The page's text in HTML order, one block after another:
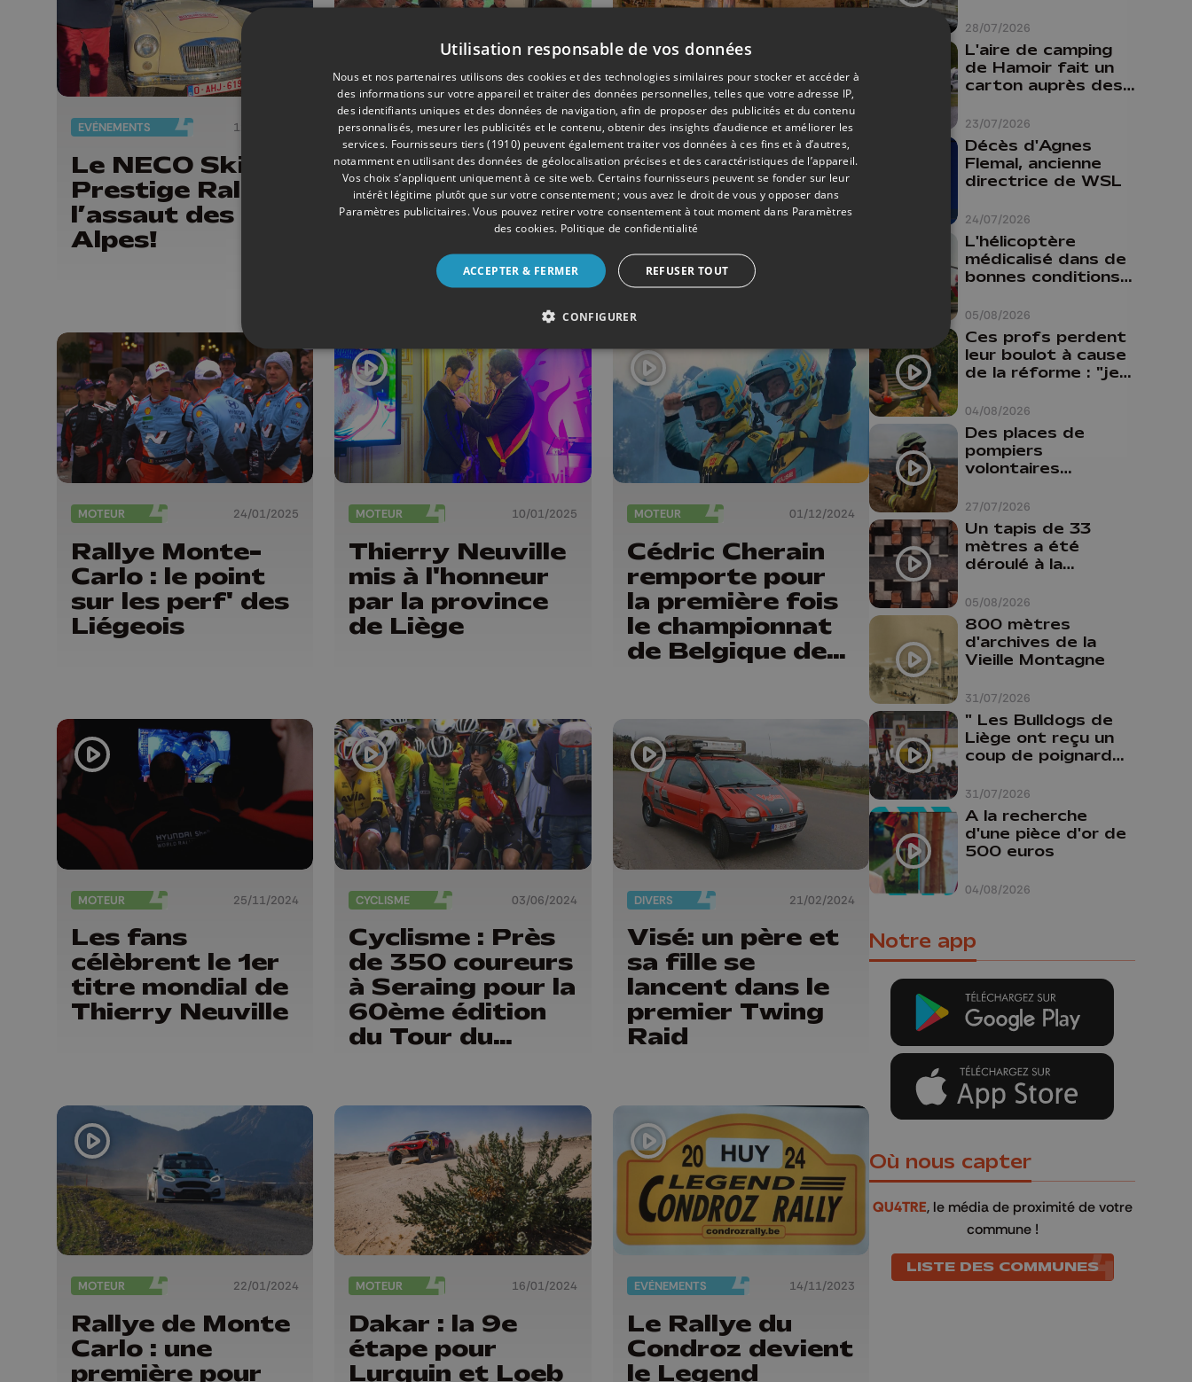
EVÈNEMENTS 12/02/2026
Le NECO Ski &
Prestige Rally à
l’assaut des
Alpes!
AMÉNAGEMENT DU TERRITOIRE 03/12/2025
Les 31
communes de
Huy-Waremme
unissent leurs
forces
CULTURE 31/07/2025
Photographie :
la 12ème
biennale en
Condroz débute
le 2 août
MOTEUR 24/01/2025
Rallye Monte-
Carlo : le point
sur les perf' des
Liégeois
MOTEUR 10/01/2025
Thierry Neuville
mis à l'honneur
par la province
de Liège
MOTEUR 01/12/2024
Cédric Cherain
remporte pour
la première fois
le championnat
de Belgique des
MOTEUR 25/11/2024
Les fans
célèbrent le 1er
titre mondial de
Thierry Neuville
CYCLISME 03/06/2024
Cyclisme : Près
de 350 coureurs
à Seraing pour la
60ème édition
du Tour du
DIVERS 21/02/2024
Visé: un père et
sa fille se
lancent dans le
premier Twing
Raid
MOTEUR 22/01/2024
Rallye de Monte
Carlo : une
première pour
MOTEUR 16/01/2024
Dakar : la 9e
étape pour
Lurquin et Loeb
EVÈNEMENTS 14/11/2023
Le Rallye du
Condroz devient
le Legend
28/07/2026
budget pour le
faire
23/07/2026
L'aire de camping
de Hamoir fait un
carton auprès des
24/07/2026
Décès d'Agnes
Flemal, ancienne
directrice de WSL
05/08/2026
L'hélicoptère
médicalisé dans de
bonnes conditions à
04/08/2026
Ces profs perdent
leur boulot à cause
de la réforme : "je
comme prof que
comme
pharmacienne"
27/07/2026
Des places de
pompiers
volontaires
province de Liège :
"Un citoyen qui
n'est formé ne
peut pas nous
aider"
05/08/2026
Un tapis de 33
mètres a été
déroulé à la
Liège
31/07/2026
800 mètres
d'archives de la
Vieille Montagne
31/07/2026
" Les Bulldogs de
Liège ont reçu un
coup de poignard
04/08/2026
A la recherche
d'une pièce d'or de
500 euros
Notre app
Où nous capter
QU4TRE, le média de proximité de votre
commune !
LISTE DES COMMUNES
Utilisation responsable de vos données
Nous et nos partenaires utilisons des cookies et des technologies similaires pour stocker et accéder à
des informations sur votre appareil et traiter des données personnelles, telles que votre adresse IP,
des identifiants uniques et des données de navigation, afin de proposer des publicités et du contenu
personnalisés, mesurer les publicités et le contenu, obtenir des insights d’audience et améliorer les
services. Fournisseurs tiers (1910) peuvent également traiter vos données à ces fins et à d’autres,
notamment en utilisant des données de géolocalisation précises et des caractéristiques de l’appareil.
Vos choix s’appliquent uniquement à ce site web. Certains fournisseurs peuvent se fonder sur leur
intérêt légitime plutôt que sur votre consentement ; vous avez le droit de vous y opposer dans
Paramètres publicitaires. Vous pouvez retirer votre consentement à tout moment dans Paramètres
des cookies. Politique de confidentialité
ACCEPTER & FERMER REFUSER TOUT
CONFIGURER